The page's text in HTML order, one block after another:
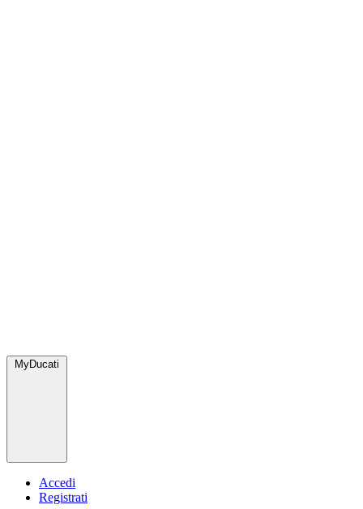
MyDucati
Accedi
Registrati